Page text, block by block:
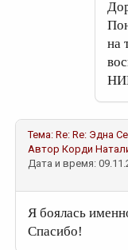
на
Тема: Re: Re: Эдна
Автор Корди
Дата и время:
Я боялась
Спасибо!